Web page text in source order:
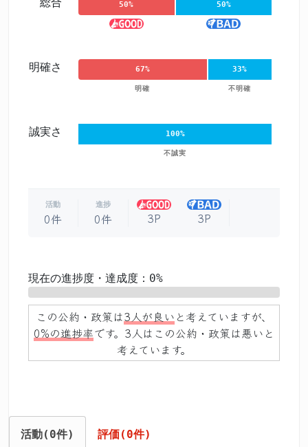
50% 50%
明確さ 67%
明確
33%
不明確
誠実さ 100%
不誠実
活動
0件
進捗
0件 3P 3P
現在の進捗度・達成度：0%
この公約・政策は3人が良い と考えていますが、
0%の進捗率です。3人はこの公約・政策は悪いと
考えています。
活動(0件) 評価(0件)